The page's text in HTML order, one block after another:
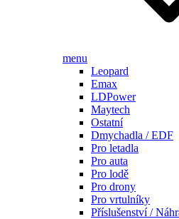
menu
Leopard
Emax
LDPower
Maytech
Ostatní
Dmychadla / EDF
Pro letadla
Pro auta
Pro lodě
Pro drony
Pro vrtulníky
Příslušenství /